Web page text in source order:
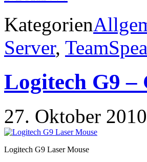
Kategorien
Server,
Logitech G9
27. Oktober 2010
Logitech G9 Laser Mouse